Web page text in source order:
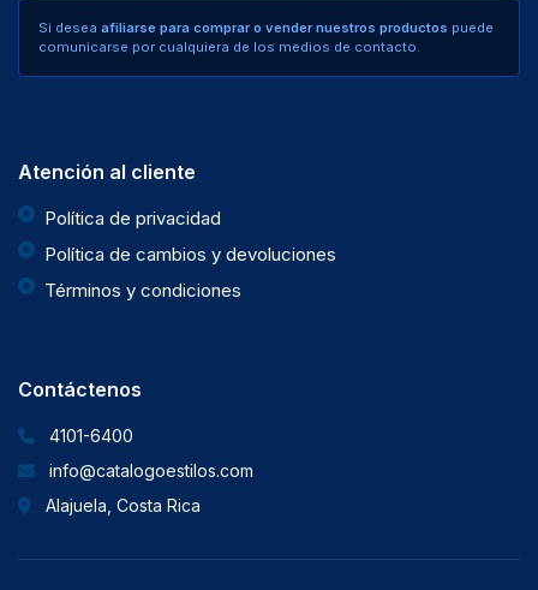
Si desea afiliarse para comprar o vender nuestros productos puede
comunicarse por cualquiera de los medios de contacto.
Atención al cliente
Política de privacidad
Política de cambios y devoluciones
Términos y condiciones
Contáctenos
4101-6400
info@catalogoestilos.com
Alajuela, Costa Rica